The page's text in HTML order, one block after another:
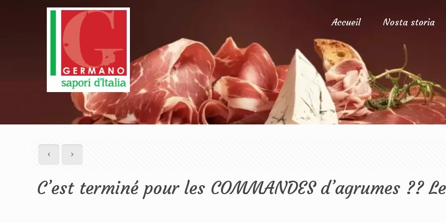
Accueil Nosta storia
C’est terminé pour les COMMANDES d’agrumes ??